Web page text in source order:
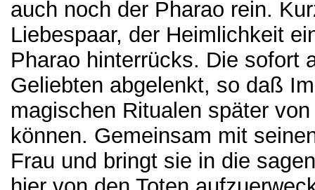
auch noch der Pharao rein.
Liebespaar, der Heimlichkeit
Pharao hinterrücks. Die sofort
Geliebten abgelenkt, so daß
magischen Ritualen später
können. Gemeinsam mit
Frau und bringt sie in die